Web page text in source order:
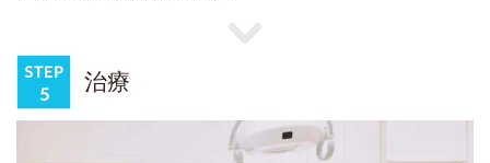
治療